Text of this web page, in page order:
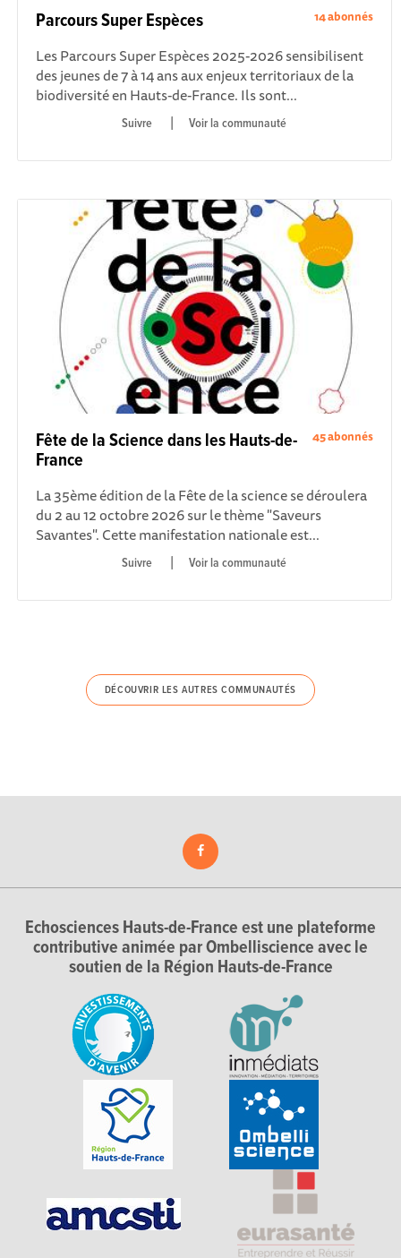
14 abonnés
Parcours Super Espèces
Les Parcours Super Espèces 2025-2026 sensibilisent
des jeunes de 7 à 14 ans aux enjeux territoriaux de la
biodiversité en Hauts-de-France. Ils sont...
|
Voir la communauté
45 abonnés
Fête de la Science dans les Hauts-de-
France
La 35ème édition de la Fête de la science se déroulera
du 2 au 12 octobre 2026 sur le thème "Saveurs
Savantes". Cette manifestation nationale est...
|
Voir la communauté
DÉCOUVRIR LES AUTRES COMMUNAUTÉS
Echosciences Hauts-de-France est une plateforme
contributive animée par Ombelliscience avec le
soutien de la Région Hauts-de-France